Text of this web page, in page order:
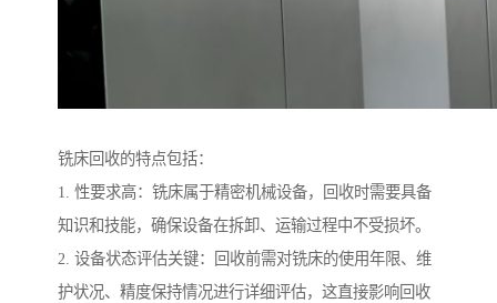
铣床回收的特点包括：
1. 性要求高：铣床属于精密机械设备，回收时需要具备
知识和技能，确保设备在拆卸、运输过程中不受损坏。
2. 设备状态评估关键：回收前需对铣床的使用年限、维
护状况、精度保持情况进行详细评估，这直接影响回收